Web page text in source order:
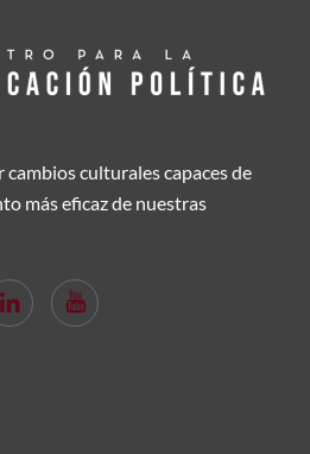
culturales capaces de
más eficaz de nuestras